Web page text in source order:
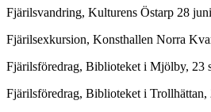
Fjärilsvandring, Kulturens Östarp 28 juni
Fjärilsexkursion, Konsthallen Norra
Fjärilsföredrag, Biblioteket i Mjölby, 23
Fjärilsföredrag, Biblioteket i Trollhättan,